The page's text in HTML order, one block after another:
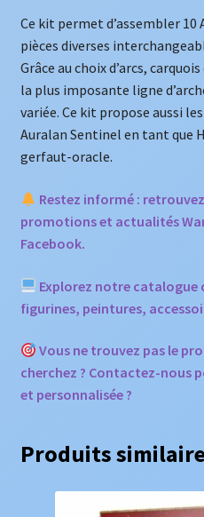
Ce kit permet d’assembler 10
pièces diverses
Grâce au choix d’arcs,
la plus imposante ligne
variée. Ce kit propose aussi
Auralan Sentinel en tant que
gerfaut-oracle.
Restez informé :
promotions et actualités
Facebook.
Explorez notre
figurines, peintures,
Vous ne trouvez pas le
cherchez ? Contactez-nous
et personnalisée ?
Produits